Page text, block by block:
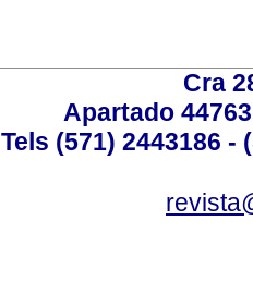
Cra
Apartado
Tels (571) 2443186 -